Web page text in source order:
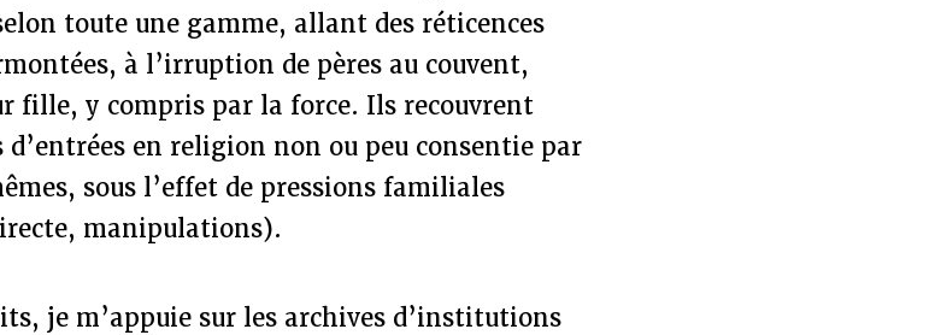
toute une gamme, allant des réticences
à l’irruption de pères au couvent,
fille, y compris par la force. Ils recouvrent
en religion non ou peu consentie par
sous l’effet de pressions familiales
manipulations).
je m’appuie sur les archives d’institutions